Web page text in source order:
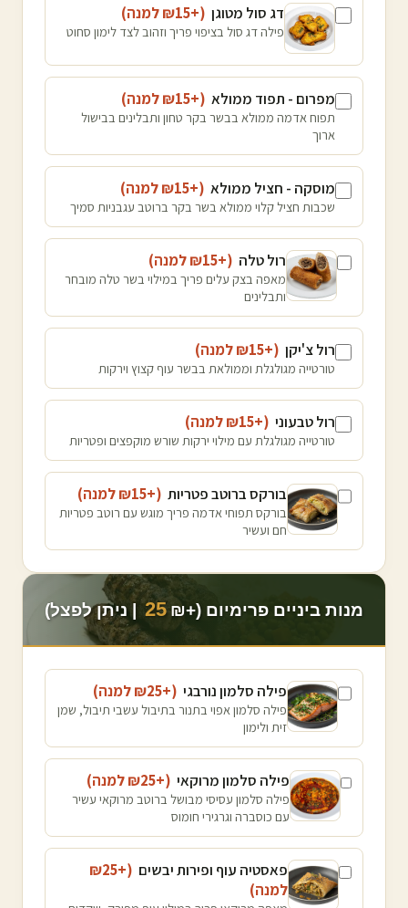
דג סול מטוגן (+₪
15 למנה)
פילה דג סול בציפוי פריך וזהוב לצד לימון סחוט
מפרום - תפוד ממולא (+₪
15 למנה)
תפוח אדמה ממולא בבשר בקר טחון ותבלינים בבישול
ארוך
מוסקה - חציל ממולא (+₪
15 למנה)
שכבות חציל קלוי ממולא בשר בקר ברוטב עגבניות סמיך
רול טלה (+₪
15 למנה)
מאפה בצק עלים פריך במילוי בשר טלה מובחר
ותבלינים
רול צ'יקן (+₪
15 למנה)
טורטייה מגולגלת וממולאת בבשר עוף קצוץ וירקות
רול טבעוני (+₪
15 למנה)
טורטייה מגולגלת עם מילוי ירקות שורש מוקפצים ופטריות
בורקס ברוטב פטריות (+₪
15 למנה)
בורקס תפוחי אדמה פריך מוגש עם רוטב פטריות
חם ועשיר
מנות ביניים פרימיום (+₪ 25 | ניתן לפצל)
פילה סלמון נורבגי (+₪
25 למנה)
פילה סלמון אפוי בתנור בתיבול עשבי תיבול, שמן
זית ולימון
פילה סלמון מרוקאי (+₪
25 למנה)
פילה סלמון עסיסי מבושל ברוטב מרוקאי עשיר
עם כוסברה וגרגירי חומוס
פאסטיה עוף ופירות יבשים (+₪
25
למנה)